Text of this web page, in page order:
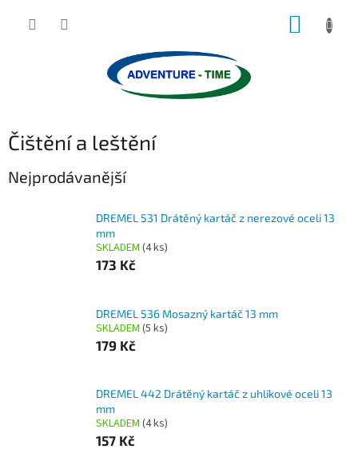
Čištění a leštění
Nejprodávanější
DREMEL 531 Drátěný kartáč z nerezové oceli 13
mm
SKLADEM (4 ks)
173 Kč
DREMEL 536 Mosazný kartáč 13 mm
SKLADEM (5 ks)
179 Kč
DREMEL 442 Drátěný kartáč z uhlíkové oceli 13
mm
SKLADEM (4 ks)
157 Kč